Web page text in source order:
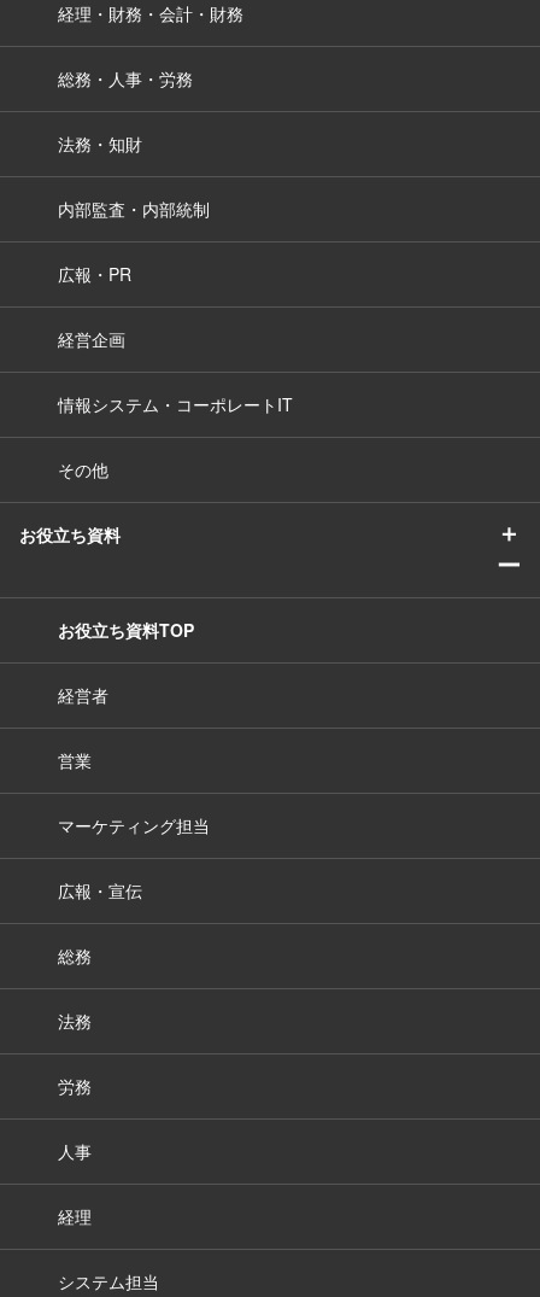
経理・財務・会計・財務
総務・人事・労務
法務・知財
内部監査・内部統制
広報・PR
経営企画
情報システム・コーポレートIT
その他
お役立ち資料
＋
ー
お役立ち資料TOP
経営者
営業
マーケティング担当
広報・宣伝
総務
法務
労務
人事
経理
システム担当